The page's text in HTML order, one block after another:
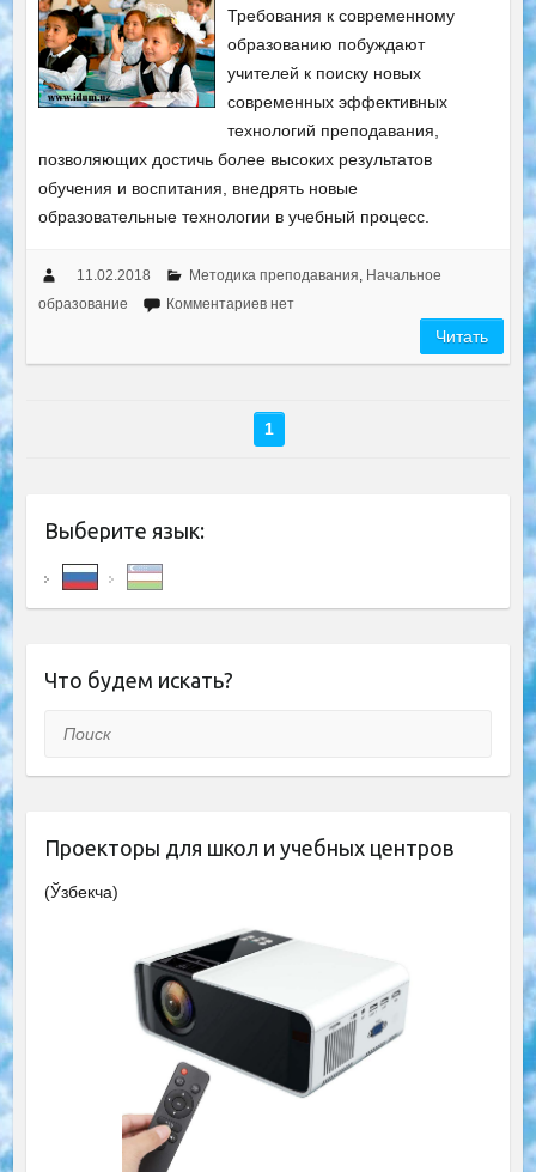
Требования к современному
образованию побуждают
учителей к поиску новых
современных эффективных
технологий преподавания,
позволяющих достичь более высоких результатов
обучения и воспитания, внедрять новые
образовательные технологии в учебный процесс.
11.02.2018 Методика преподавания, Начальное
образование
Комментариев нет
Читать
1
Выберите язык:
Что будем искать?
Поиск
Проекторы для школ и учебных центров
(Ўзбекча)